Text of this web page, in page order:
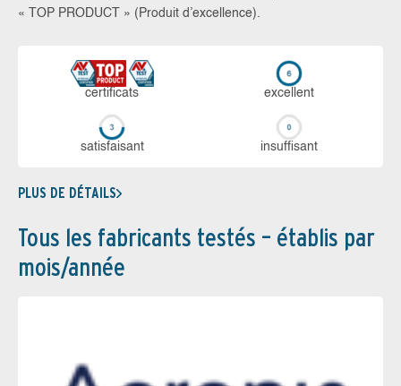
« TOP PRODUCT » (Produit d’excellence).
certi­ficats ex­cellent
sa­tis­fai­sant in­suf­fi­sant
PLUS DE DÉTAILS
Tous les fabricants testés – établis par
mois/année